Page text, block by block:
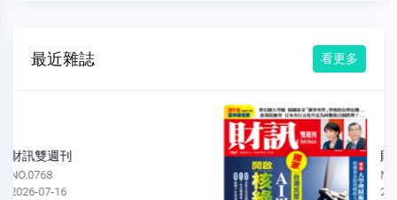
最近雜誌 看更多
財訊雙週刊
2026-07-02